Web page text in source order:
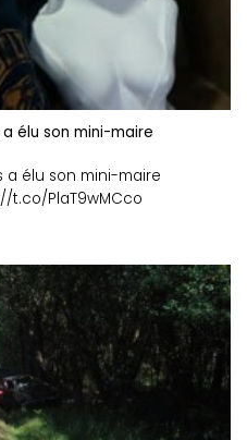
élu son mini-maire
a élu son mini-maire
t.co/PlaT9wMCco